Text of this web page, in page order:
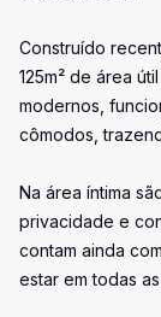
Construído
125m² de área
modernos,
cômodos,
Na área íntima
privacidade e
contam ainda
estar em todas